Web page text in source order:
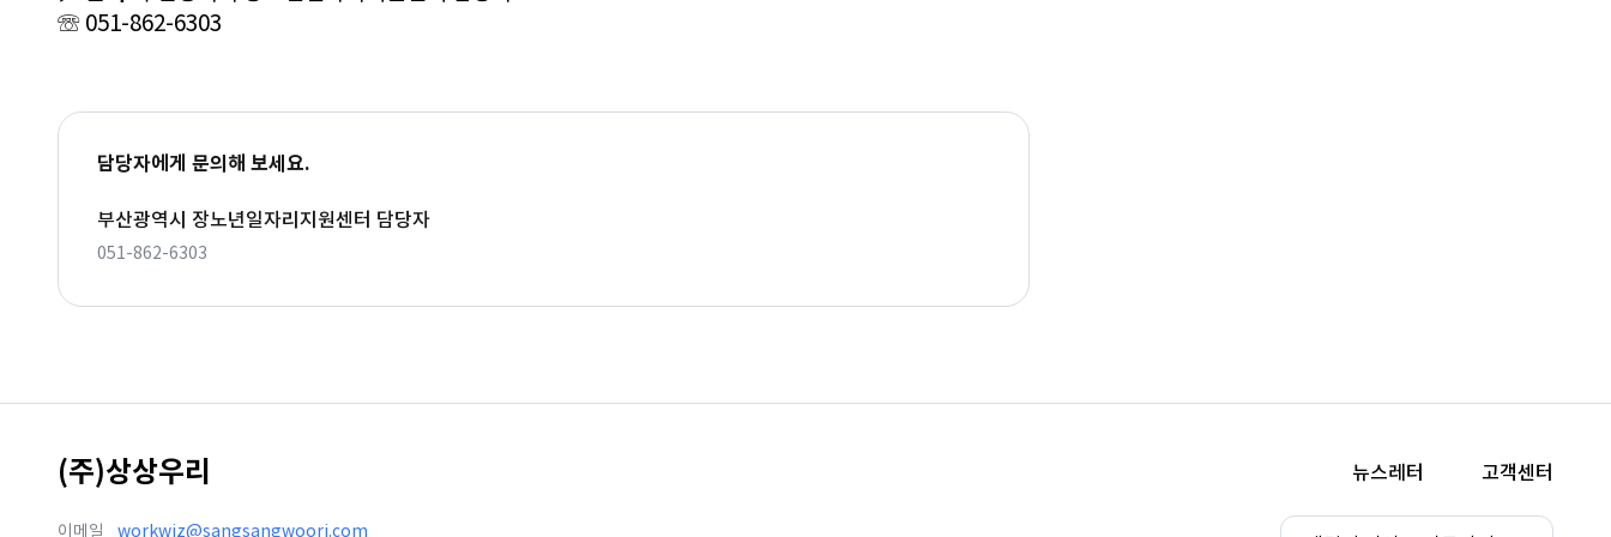
☏ 051-862-6303
담당자에게 문의해 보세요.
부산광역시 장노년일자리지원센터 담당자
051-862-6303
(주)상상우리 뉴스레터 고객센터
이메일 workwiz@sangsangwoori.com